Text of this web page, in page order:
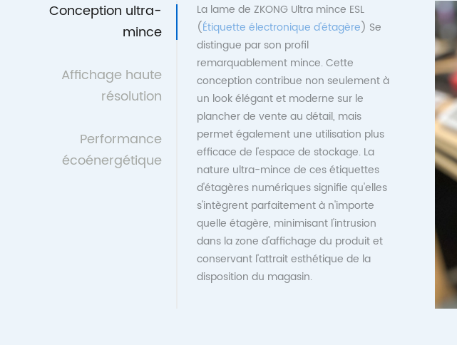
Conception ultra-
mince
La lame de ZKONG Ultra mince ESL
(Étiquette électronique d'étagère) Se
distingue par son profil
remarquablement mince. Cette
conception contribue non seulement à
un look élégant et moderne sur le
plancher de vente au détail, mais
permet également une utilisation plus
efficace de l'espace de stockage. La
nature ultra-mince de ces étiquettes
d'étagères numériques signifie qu'elles
s'intègrent parfaitement à n'importe
quelle étagère, minimisant l'intrusion
dans la zone d'affichage du produit et
conservant l'attrait esthétique de la
disposition du magasin.
Affichage haute
résolution
Performance
écoénergétique